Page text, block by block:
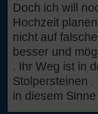
Doch ich will
Hochzeit
nicht auf
besser und
. Ihr Weg ist in
Stolpersteinen .
in diesem Sinne